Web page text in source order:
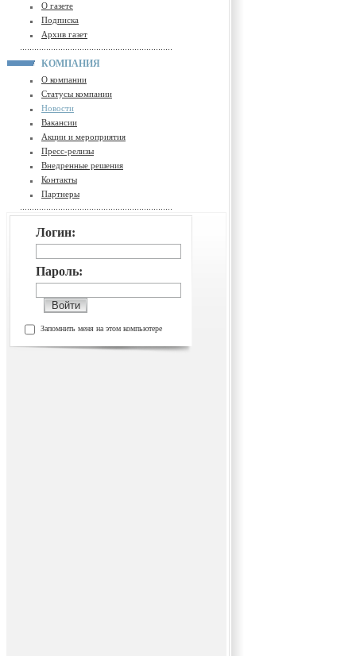
О газете
Подписка
Архив газет
КОМПАНИЯ
О компании
Статусы компании
Новости
Вакансии
Акции и мероприятия
Пресс-релизы
Внедренные решения
Контакты
Партнеры
Логин:
Пароль:
Запомнить меня на этом компьютере